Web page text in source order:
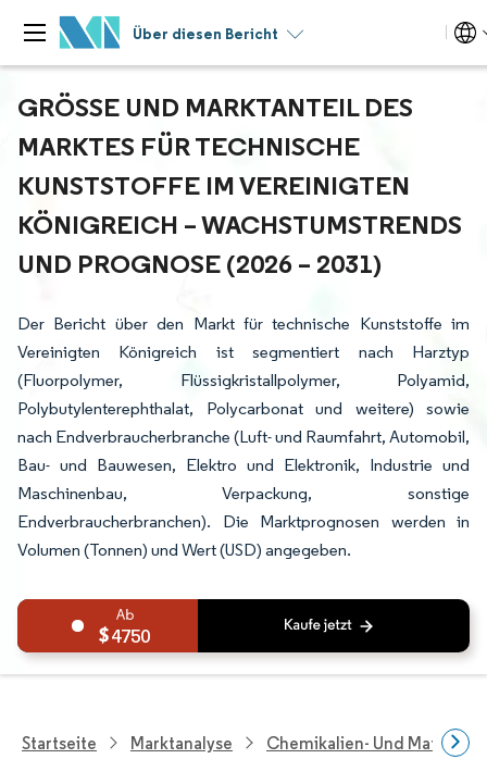
Über diesen Bericht
GRÖSSE UND MARKTANTEIL DES M
ARKTES FÜR TECHNISCHE K
UNSTSTOFFE IM VEREINIGTEN K
ÖNIGREICH – WACHSTUMSTRENDS U
ND PROGNOSE (2026 – 2031)
Der Bericht über den Markt für technische Kunststoffe im
Vereinigten Königreich ist segmentiert nach Harztyp
(Fluorpolymer, Flüssigkristallpolymer, Polyamid,
Polybutylenterephthalat, Polycarbonat und weitere) sowie
nach Endverbraucherbranche (Luft- und Raumfahrt, Automobil,
Bau- und Bauwesen, Elektro und Elektronik, Industrie und
Maschinenbau, Verpackung, sonstige
Endverbraucherbranchen). Die Marktprognosen werden in
Volumen (Tonnen) und Wert (USD) angegeben.
4750
Startseite Marktanalyse Chemikalien- Und